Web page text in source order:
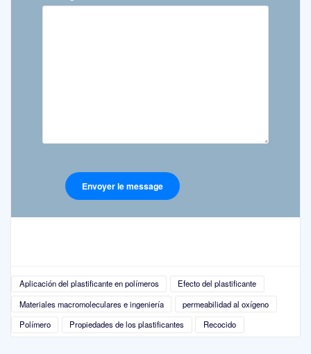
Aplicación del plastificante en polímeros
Efecto del plastificante
Materiales macromoleculares e ingeniería
permeabilidad al oxígeno
Polímero
Propiedades de los plastificantes Recocido